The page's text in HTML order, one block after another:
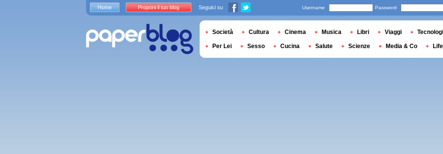
Home Proponi il tuo blog Seguici su Username Password
Società Cultura Cinema Musica Libri Viaggi
Per Lei Sesso Cucina Salute Scienze Media & Co